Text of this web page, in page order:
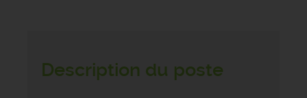
Description du poste